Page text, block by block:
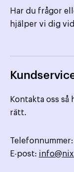
Har du frågor
hjälper vi dig
Kontakta oss
rätt.
Telefonnummer:
E-post: